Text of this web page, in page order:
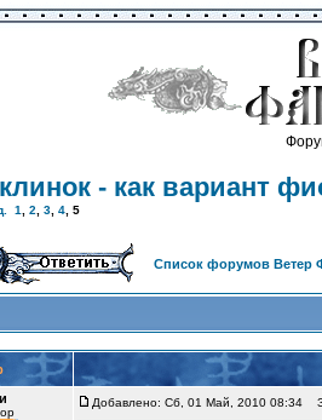
- как вариант
1 2 3 4 5
Список форумов Ветер
Добавлено: Сб, 01 Май, 2010 08:34